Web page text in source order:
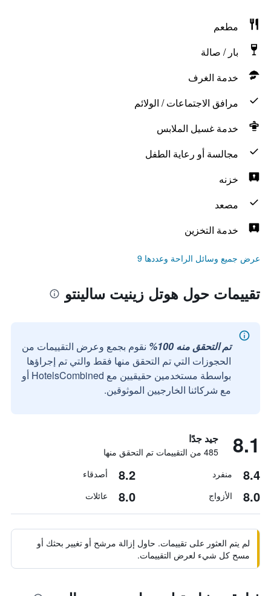
مطعم
بار / صالة
خدمة الغرف
مرافق الاجتماعات / الولائم
خدمة غسيل الملابس
مجالسة أو رعاية الطفل
خزنه
مصعد
خدمة التخزين
عرض جميع وسائل الراحة وعددها 9
تقييمات حول هوتل زينيت سالينتو
تم التحقق منه 100%
نقوم بجمع وعرض التقييمات من
الحجوزات التي تم التحقق منها فقط والتي تم إجراؤها
بواسطة مستخدمين حقيقيين مع HotelsCombined أو
مع شركائنا الخارجيين الموثوقين.
8.1 جيد جدًا
485 من التقييمات تم التحقق منها
8.4 منفرد 8.2 أصدقاء
8.0 الأزواج 8.0 عائلات
لم يتم العثور على تقييمات. حاول إزالة مرشح أو تغيير بحثك أو
مسح كل شيء لعرض التقييمات.